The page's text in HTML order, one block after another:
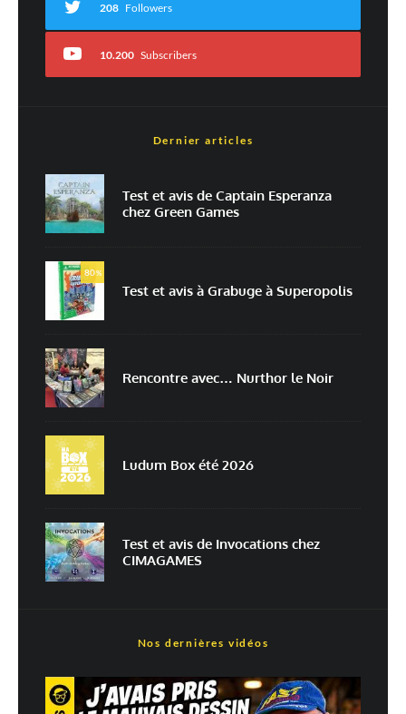
E-mail*
Enregistrer mon nom, mon e-mail et mon site dans le navigateur pour
mon prochain commentaire.
Prévenez-moi de tous les nouveaux commentaires par e-mail.
Prévenez-moi de tous les nouveaux articles par e-mail.
traitées
208 Followers
10.200 Subscribers
Dernier articles
Test et avis de Captain Esperanza
chez Green Games
80%
Test et avis à Grabuge à Superopolis
Rencontre avec… Nurthor le Noir
Ludum Box été 2026
Test et avis de Invocations chez
CIMAGAMES
Nos dernières vidéos